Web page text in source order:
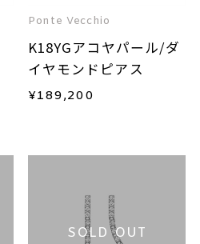
Ponte Vecchio
K18YGアコヤパール/ダ
イヤモンドピアス
¥189,200
SOLD OUT